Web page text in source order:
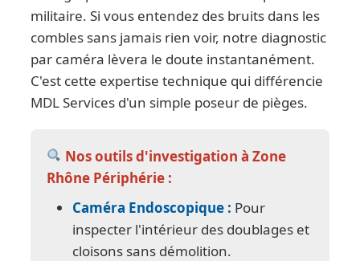
militaire. Si vous entendez des bruits dans les
combles sans jamais rien voir, notre diagnostic
par caméra lèvera le doute instantanément.
C'est cette expertise technique qui différencie
MDL Services d'un simple poseur de pièges.
Nos outils d'investigation à Zone
Rhône Périphérie :
Caméra Endoscopique : Pour
inspecter l'intérieur des doublages et
cloisons sans démolition.